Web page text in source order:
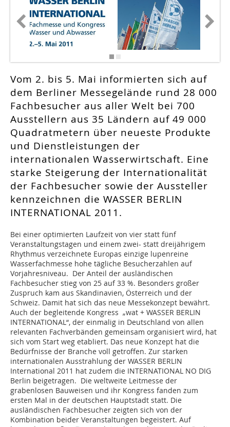
Vom 2. bis 5. Mai informierten sich auf
dem Berliner Messegelände rund 28 000
Fachbesucher aus aller Welt bei 700
Ausstellern aus 35 Ländern auf 49 000
Quadratmetern über neueste Produkte
und Dienstleistungen der
internationalen Wasserwirtschaft. Eine
starke Steigerung der Internationalität
der Fachbesucher sowie der Aussteller
kennzeichnen die WASSER BERLIN
INTERNATIONAL 2011.
Bei einer optimierten Laufzeit von vier statt fünf
Veranstaltungstagen und einem zwei- statt dreijährigem
Rhythmus verzeichnete Europas einzige lupenreine
Wasserfachmesse hohe tägliche Besucherzahlen auf
Vorjahresniveau. Der Anteil der ausländischen
Fachbesucher stieg von 25 auf 33 %. Besonders großer
Zuspruch kam aus Skandinavien, Österreich und der
Schweiz. Damit hat sich das neue Messekonzept bewährt.
Auch der begleitende Kongress „wat + WASSER BERLIN
INTERNATIONAL“, der einmalig in Deutschland von allen
relevanten Fachverbänden gemeinsam organisiert wird, hat
sich vom Start weg etabliert. Das neue Konzept hat die
Bedürfnisse der Branche voll getroffen. Zur starken
internationalen Ausstrahlung der WASSER BERLIN
International 2011 hat zudem die INTERNATIONAL NO DIG
Berlin beigetragen. Die weltweite Leitmesse der
grabenlosen Bauweisen und ihr Kongress fanden zum
ersten Mal in der deutschen Hauptstadt statt. Die
ausländischen Fachbesucher zeigten sich von der
Kombination beider Veranstaltungen begeistert. Auf